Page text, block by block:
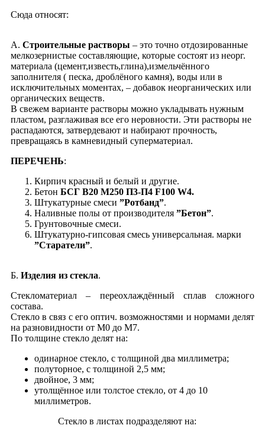
Cюда относят:
А. Строительные растворы – это точно отдозированные
мелкозернистые составляющие, которые состоят из неорг.
материала (цемент,известь,глина),измельчённого
заполнителя ( песка, дроблёного камня), воды или в
исключительных моментах, – добавок неорганических или
органических веществ.
В свежем варианте растворы можно укладывать нужным
пластом, разглаживая все его неровности. Эти растворы не
распадаются, затвердевают и набирают прочность,
превращаясь в камневидный суперматериал.
ПЕРЕЧЕНЬ:
Кирпич красный и белый и другие.
Бетон БСГ В20 М250 П3-П4 F100 W4.
Штукатурные смеси ”Ротбанд”.
Наливные полы от производителя ”Бетон”.
Грунтовочные смеси.
Штукатурно-гипсовая смесь универсальная. марки
”Старатели”.
Б. Изделия из стекла.
Стекломатериал – переохлаждённый сплав сложного
состава.
Стекло в связ с его оптич. возможностями и нормами делят
на разновидности от М0 до М7.
По толщине стекло делят на:
одинарное стекло, с толщиной два миллиметра;
полуторное, с толщиной 2,5 мм;
двойное, 3 мм;
утолщённое или толстое стекло, от 4 до 10
миллиметров.
Стекло в листах подразделяют на: